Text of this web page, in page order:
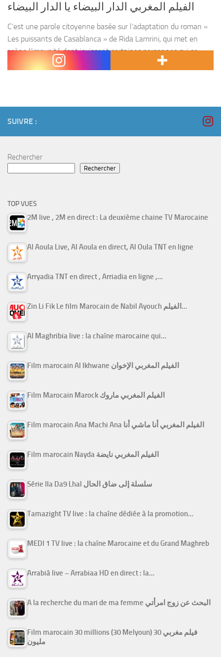
الفيلم المغربي الدار البيضاء يا الدار البيضاء
C’est une parole citoyenne basée sur l’adaptation du roman «
Les puissants de Casablanca » de Rida Lamrini, qui met en
scène l’impunité dont jouissent certaines personnes qui se
placent au dessus des lois....
SUIVRE :
Rechercher
Rechercher
TOP VUES
2M live , 2M en direct : La deuxième chaine TV Marocaine
Al Aoula Live, Al Aoula en direct, Al Oula TNT en ligne
Arryadia TNT en direct , Arriadia en ligne ,…
Zin Li Fik Le film Marocain de Nabil Ayouch الفيلم…
Al Maghribia live : la chaîne marocaine qui…
Film marocain Al Ikhwane الفيلم المغربي الإخوان
Film Marocain Marock الفيلم المغربي ماروك
Film marocain Ana Machi Ana الفيلم المغربي أنا ماشي أنا
Film marocain Nayda الفيلم المغربي نايضة
Série Ila Da9 Lhal سلسلة إلى ضاق الحال
Tamazight TV live : la chaîne dédiée à la promotion…
MEDI 1 TV live : la chaîne Marocaine et du Grand Maghreb
Arrabiâ live – Arrabiaa HD en direct : la…
A la recherche du mari de ma femme البحث عن زوج امرأتي
Film marocain 30 millions (30 Melyoun) فيلم مغربي 30
مليون